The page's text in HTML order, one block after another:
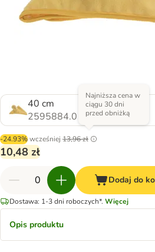
40 cm
2595884.0
-24.93%wcześniej 13,96 zł
Najniższa cena w
ciągu 30 dni
przed obniżką
10,48 zł
Dodaj do
Dostawa: 1-3 dni roboczych*. Więcej
Opis produktu